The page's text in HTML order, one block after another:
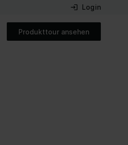
Login
Produkttour ansehen